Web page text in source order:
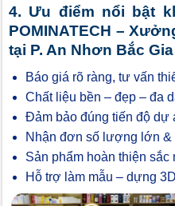
4. Ưu điểm nổi bật
POMINATECH –
tại P. An Nhơn Bắc
Báo giá rõ ràng, tư vấn
Chất liệu bền – đẹp – đa
Đảm bảo đúng tiến độ dự
Nhận đơn số lượng lớn &
Sản phẩm hoàn thiện sắc
Hỗ trợ làm mẫu – dựng